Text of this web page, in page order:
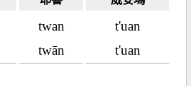
twan
twān
t'uan
t'uan